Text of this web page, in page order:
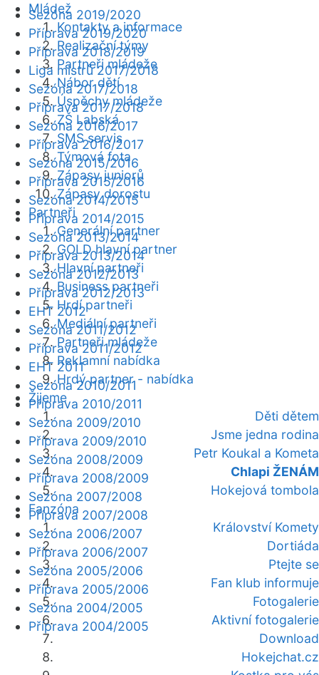
Mládež
Kontakty a informace
Realizační týmy
Partneři mládeže
Nábor dětí
Úspěchy mládeže
ZŠ Labská
SMS servis
Týmová fota
Zápasy juniorů
Zápasy dorostu
Partneři
Generální partner
GOLD hlavní partner
Hlavní partneři
Business partneři
Hrdí partneři
Mediální partneři
Partneři mládeže
Reklamní nabídka
Hrdý partner - nabídka
Žijeme
Děti dětem
Jsme jedna rodina
Petr Koukal a Kometa
Chlapi ŽENÁM
Hokejová tombola
Fanzóna
Království Komety
Dortiáda
Ptejte se
Fan klub informuje
Fotogalerie
Aktivní fotogalerie
Download
Hokejchat.cz
Sezóna 2019/2020
Příprava 2019/2020
Příprava 2018/2019
Liga mistrů 2017/2018
Sezóna 2017/2018
Příprava 2017/2018
Sezóna 2016/2017
Příprava 2016/2017
Sezóna 2015/2016
Příprava 2015/2016
Sezóna 2014/2015
Příprava 2014/2015
Sezóna 2013/2014
Příprava 2013/2014
Sezóna 2012/2013
Příprava 2012/2013
EHT 2012
Sezóna 2011/2012
Příprava 2011/2012
EHT 2011
Sezóna 2010/2011
Příprava 2010/2011
Sezóna 2009/2010
Příprava 2009/2010
Sezóna 2008/2009
Příprava 2008/2009
Sezóna 2007/2008
Příprava 2007/2008
Sezóna 2006/2007
Příprava 2006/2007
Sezóna 2005/2006
Příprava 2005/2006
Sezóna 2004/2005
Příprava 2004/2005